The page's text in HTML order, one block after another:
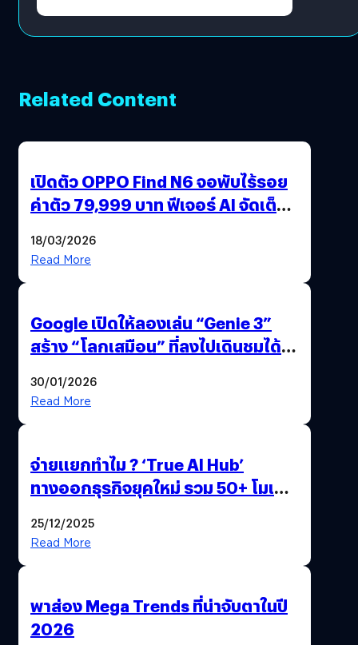
Related Content
เปิดตัว OPPO Find N6 จอพับไร้รอย
ค่าตัว 79,999 บาท ฟีเจอร์ AI จัดเต็ม
18/03/2026
Read More
Google เปิดให้ลองเล่น “Genie 3”
สร้าง “โลกเสมือน” ที่ลงไปเดินชมได้
30/01/2026
Read More
จ่ายแยกทำไม ? ‘True AI Hub’
ทางออกธุรกิจยุคใหม่ รวม 50+ โมเดล
25/12/2025
Read More
พาส่อง Mega Trends ที่น่าจับตาในปี
2026